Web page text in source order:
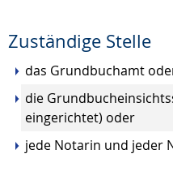
Zuständige Stelle
das Grundbuchamt
die
eingerichtet) oder
jede Notarin und jeder